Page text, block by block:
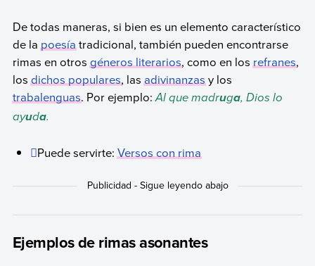
De todas maneras, si bien es un elemento característico
de lapoesíatradicional, también pueden encontrarse
rimas en otrosgéneros literarios, como en losrefranes,
losdichos populares, lasadivinanzasy los
trabalenguas. Por ejemplo:Al que madruga, Dios lo
ayuda.
Puede servirte:Versos con rima
Ejemplos de rimas asonantes